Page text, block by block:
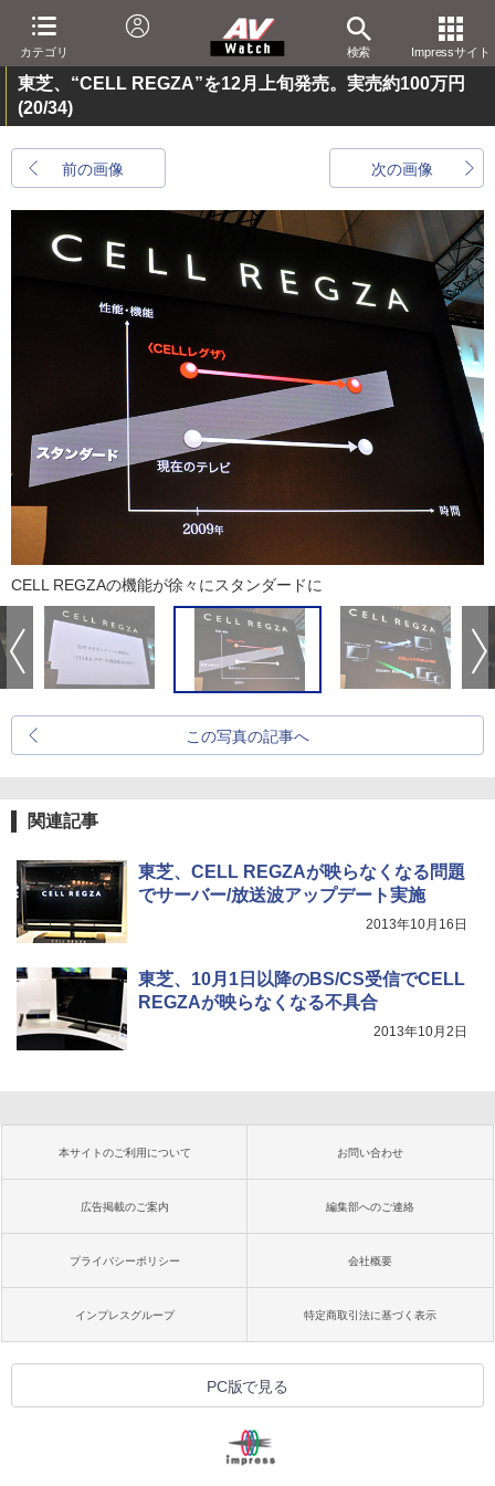
カテゴリ 検索 Impressサイト
東芝、“CELL REGZA”を12月上旬発売。実売約100万円
(20/34)
前の画像 次の画像
CELL REGZAの機能が徐々にスタンダードに
この写真の記事へ
関連記事
東芝、CELL REGZAが映らなくなる問題
でサーバー/放送波アップデート実施
2013年10月16日
東芝、10月1日以降のBS/CS受信でCELL
REGZAが映らなくなる不具合
2013年10月2日
本サイトのご利用について お問い合わせ
広告掲載のご案内 編集部へのご連絡
プライバシーポリシー 会社概要
インプレスグループ 特定商取引法に基づく表示
PC版で見る